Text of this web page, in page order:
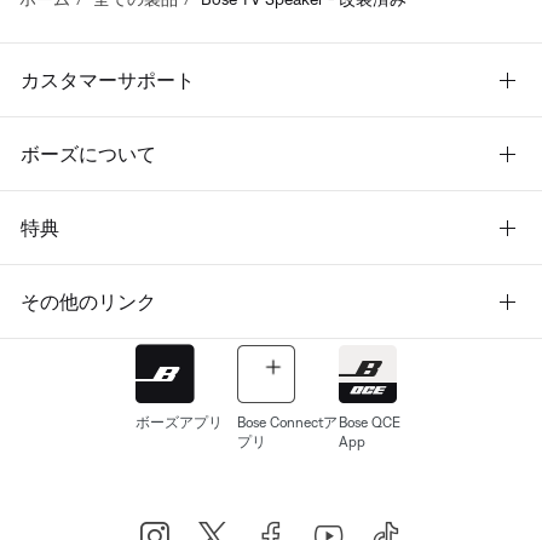
カスタマーサポート
ボーズについて
特典
その他のリンク
ボーズアプリ
Bose Connectア
プリ
Bose QCE
App